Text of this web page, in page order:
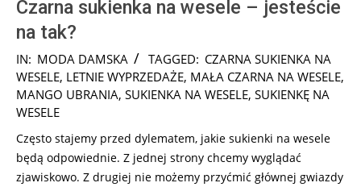
Czarna sukienka na wesele – jesteście
na tak?
2026-
05-
10
IN: MODA DAMSKA TAGGED: CZARNA SUKIENKA NA
WESELE, LETNIE WYPRZEDAŻE, MAŁA CZARNA NA WESELE,
MANGO UBRANIA, SUKIENKA NA WESELE, SUKIENKĘ NA
WESELE
Często stajemy przed dylematem, jakie sukienki na wesele
będą odpowiednie. Z jednej strony chcemy wyglądać
zjawiskowo. Z drugiej nie możemy przyćmić głównej gwiazdy